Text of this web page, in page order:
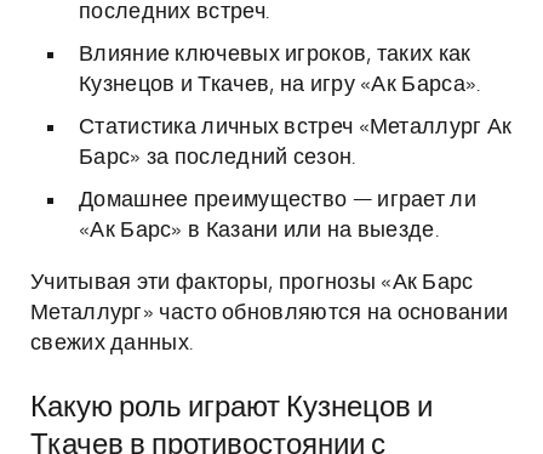
последних встреч.
Влияние ключевых игроков, таких как
Кузнецов и Ткачев, на игру «Ак Барса».
Статистика личных встреч «Металлург Ак
Барс» за последний сезон.
Домашнее преимущество — играет ли
«Ак Барс» в Казани или на выезде.
Учитывая эти факторы, прогнозы «Ак Барс
Металлург» часто обновляются на основании
свежих данных.
Какую роль играют Кузнецов и
Ткачев в противостоянии с